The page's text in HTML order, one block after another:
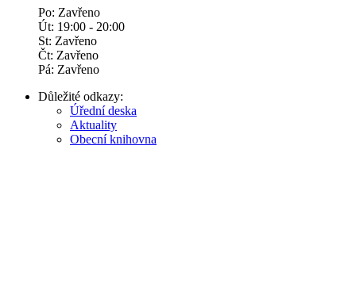
Po: Zavřeno
Út: 19:00 - 20:00
St: Zavřeno
Čt: Zavřeno
Pá: Zavřeno
Důležité odkazy:
Úřední deska
Aktuality
Obecní knihovna